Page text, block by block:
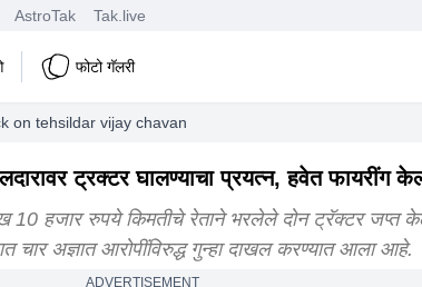
AstroTak Tak.live
फोटो गॅलरी
on tehsildar vijay chavan
ट्रक्टर घालण्याचा प्रयत्न, हवेत फायरींग
10 हजार रुपये किमतीचे रेताने भरलेले दोन ट्रॅक्टर जप्त
चार अज्ञात आरोपींविरुद्ध गुन्हा दाखल करण्यात आला आहे.
ADVERTISEMENT